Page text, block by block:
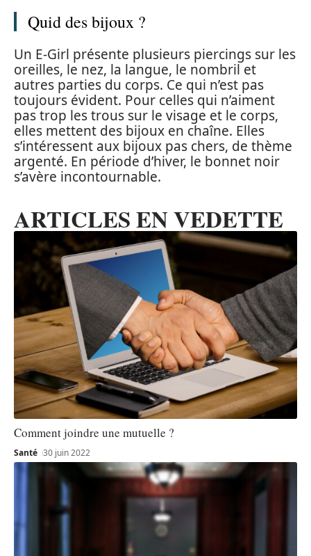
Quid des bijoux ?
Un E-Girl présente plusieurs piercings sur les
oreilles, le nez, la langue, le nombril et
autres parties du corps. Ce qui n’est pas
toujours évident. Pour celles qui n’aiment
pas trop les trous sur le visage et le corps,
elles mettent des bijoux en chaîne. Elles
s’intéressent aux bijoux pas chers, de thème
argenté. En période d’hiver, le bonnet noir
s’avère incontournable.
ARTICLES EN VEDETTE
Comment joindre une mutuelle ?
Santé 30 juin 2022